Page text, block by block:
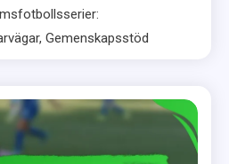
Gemenskapsstöd